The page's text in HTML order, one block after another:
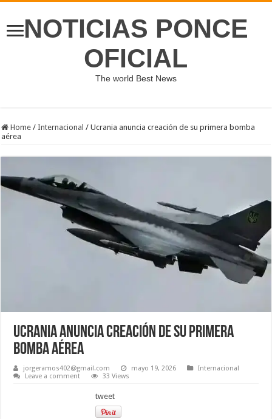
NOTICIAS PONCE
OFICIAL
The world Best News
Home / Internacional / Ucrania anuncia creación de su primera bomba
aérea
Ucrania anuncia creación de su primera
bomba aérea
jorgeramos402@gmail.com mayo 19, 2026
Internacional
Leave a comment
33 Views
tweet